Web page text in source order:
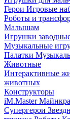
Герои Игровые
Роботы и
Малышам
Игрушки
Музыкальные
Палатки
Животные
Интерактивные
животных
Конструкторы
iM.Master
Супергерои